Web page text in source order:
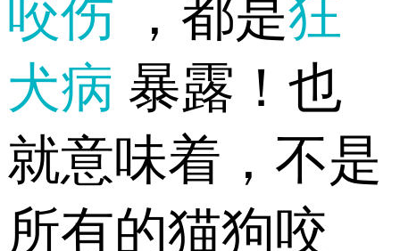
咬伤
，都是狂
犬病 暴露！也
就意味着，不是
所有的猫狗咬